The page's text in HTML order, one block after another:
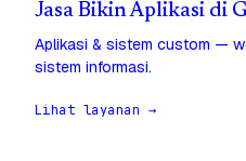
Jasa Bikin Aplikasi di
Aplikasi & sistem custom —
sistem informasi.
Lihat layanan →